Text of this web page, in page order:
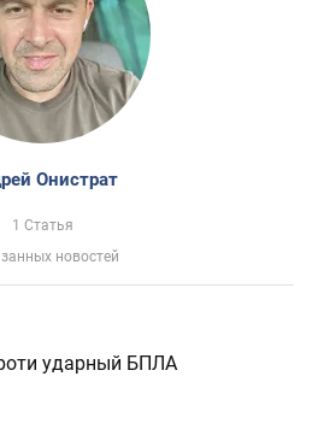
Онистрат
1 Статья
новостей
ударный БПЛА